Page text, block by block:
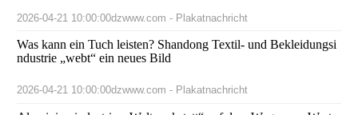
2026-04-21 10:00:00dzwww.com - Plakatnachricht
Was kann ein Tuch leisten? Shandong Textil- und Bekleidungsi
ndustrie „webt“ ein neues Bild
2026-04-21 10:00:00dzwww.com - Plakatnachricht